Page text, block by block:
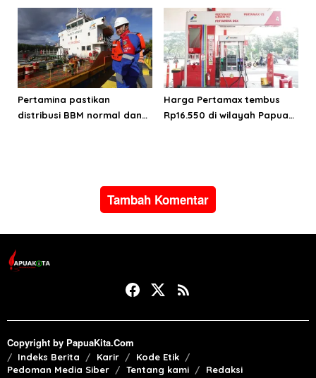
Pertamina pastikan
distribusi BBM normal dan
Harga Pertamax tembus
Rp16.550 di wilayah Papua
Tambah Komentar
Copyright by PapuaKita.Com
Indeks Berita Karir
Kode Etik
Pedoman Media Siber
Tentang kami Redaksi